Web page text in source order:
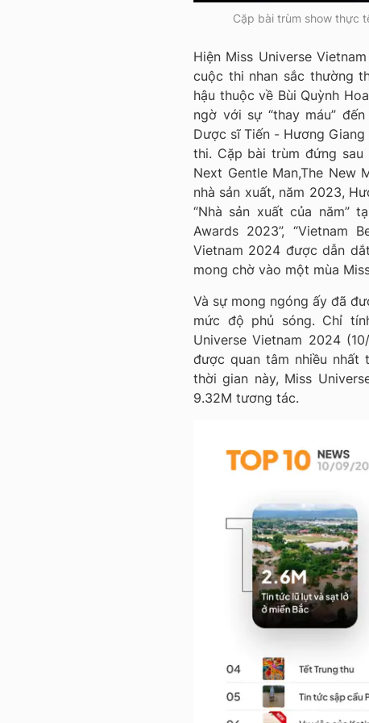
Cặp bài trùm show thực
Hiện Miss Universe
cuộc thi nhan sắc thường
hậu thuộc về Bùi Quỳnh
ngờ với sự “thay máu”
Dược sĩ Tiến - Hương
thi. Cặp bài trùm đứng
Next Gentle Man,The
nhà sản xuất, năm 2023,
“Nhà sản xuất của năm”
Awards 2023”, “Vietnam
Vietnam 2024 được dẫn
mong chờ vào một mùa
Và sự mong ngóng ấy đã
mức độ phủ sóng. Chỉ
Universe Vietnam 2024
được quan tâm nhiều nhất
thời gian này, Miss
9.32M tương tác.